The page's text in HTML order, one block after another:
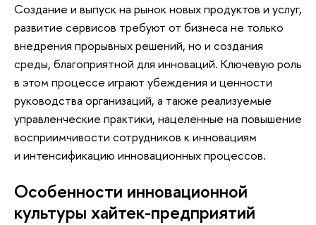
Создание и выпуск на рынок новых продуктов и услуг,
развитие сервисов требуют от бизнеса не только
внедрения прорывных решений, но и создания
среды, благоприятной для инноваций. Ключевую роль
в этом процессе играют убеждения и ценности
руководства организаций, а также реализуемые
управленческие практики, нацеленные на повышение
восприимчивости сотрудников к инновациям
и интенсификацию инновационных процессов.
Особенности инновационной
культуры хайтек-предприятий